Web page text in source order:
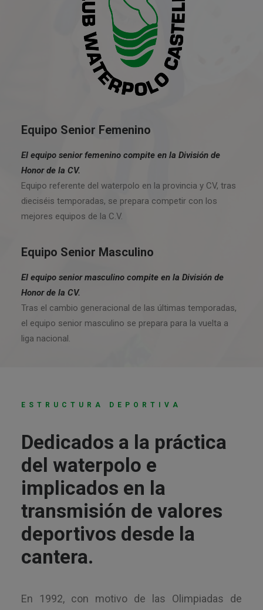
ESTRUCTURA DEPORTIVA
Dedicados a la práctica
del waterpolo e
implicados en la
transmisión de valores
deportivos desde la
cantera.
En 1992, con motivo de las Olimpiadas de
Equipo Senior Femenino
El equipo senior femenino compite en la División de
Honor de la CV.
Equipo referente del waterpolo en la provincia y CV, tras
dieciséis temporadas, se prepara competir con los
mejores equipos de la C.V.
Equipo Senior Masculino
El equipo senior masculino compite en la División de
Honor de la CV.
Tras el cambio generacional de las últimas temporadas,
el equipo senior masculino se prepara para la vuelta a
liga nacional.